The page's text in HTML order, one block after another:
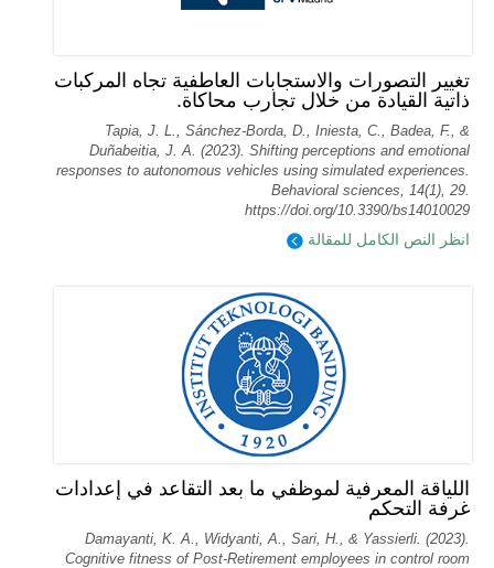
تغيير التصورات والاستجابات العاطفية تجاه المركبات
ذاتية القيادة من خلال تجارب محاكاة.
Tapia, J. L., Sánchez-Borda, D., Iniesta, C., Badea, F., &
Duñabeitia, J. A. (2023). Shifting perceptions and emotional
responses to autonomous vehicles using simulated experiences.
Behavioral sciences, 14(1), 29.
https://doi.org/10.3390/bs14010029
انظر النص الكامل للمقالة
اللياقة المعرفية لموظفي ما بعد التقاعد في إعدادات
غرفة التحكم
Damayanti, K. A., Widyanti, A., Sari, H., & Yassierli. (2023).
Cognitive fitness of Post-Retirement employees in control room